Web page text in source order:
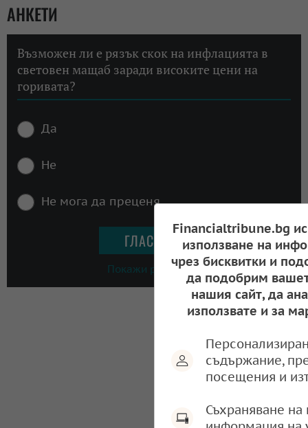
АНКЕТИ
Възможен ли е рязък скок на инфлацията в
световен мащаб заради високите цени на
горивата?
Да
Не
Не мога да преценя
Покажи резултати
Financialtribune.bg
използване на
чрез бисквитки и
да подобрим
нашия сайт, да
използвате и за
съдържание,
посещения и
Съхраняване